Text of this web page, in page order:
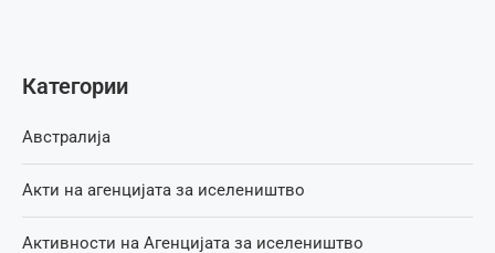
Категории
Австралија
Акти на агенцијата за иселеништво
Активности на Агенцијата за иселеништво